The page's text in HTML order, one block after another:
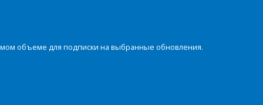
объеме для подписки на выбранные обновления.